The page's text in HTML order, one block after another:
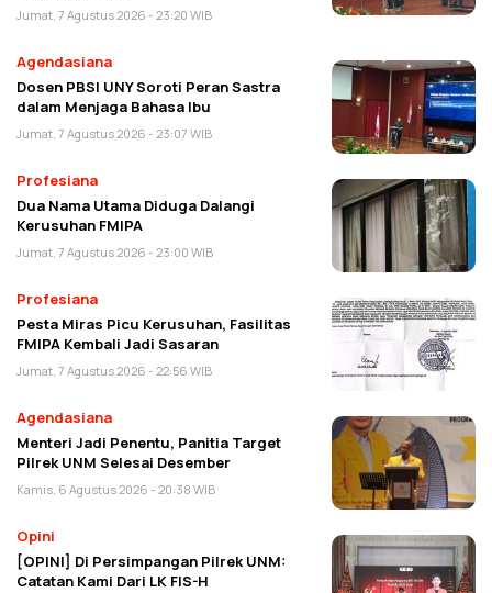
Jumat, 7 Agustus 2026 - 23:20 WIB
Agendasiana
Dosen PBSI UNY Soroti Peran Sastra
dalam Menjaga Bahasa Ibu
Jumat, 7 Agustus 2026 - 23:07 WIB
Profesiana
Dua Nama Utama Diduga Dalangi
Kerusuhan FMIPA
Jumat, 7 Agustus 2026 - 23:00 WIB
Profesiana
Pesta Miras Picu Kerusuhan, Fasilitas
FMIPA Kembali Jadi Sasaran
Jumat, 7 Agustus 2026 - 22:56 WIB
Agendasiana
Menteri Jadi Penentu, Panitia Target
Pilrek UNM Selesai Desember
Kamis, 6 Agustus 2026 - 20:38 WIB
Opini
[OPINI] Di Persimpangan Pilrek UNM:
Catatan Kami Dari LK FIS-H